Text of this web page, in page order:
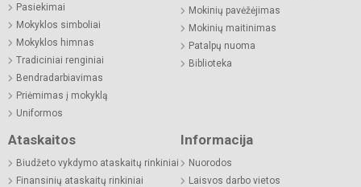
Pasiekimai
Mokyklos simboliai
Mokyklos himnas
Tradiciniai renginiai
Bendradarbiavimas
Priėmimas į mokyklą
Uniformos
Mokinių pavėžėjimas
Mokinių maitinimas
Patalpų nuoma
Biblioteka
Ataskaitos
Biudžeto vykdymo ataskaitų rinkiniai
Finansinių ataskaitų rinkiniai
Informacija
Nuorodos
Laisvos darbo vietos